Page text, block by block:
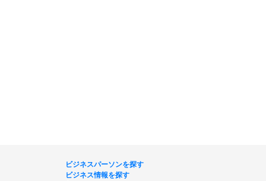
ビジネスパーソンを探す
ビジネス情報を探す